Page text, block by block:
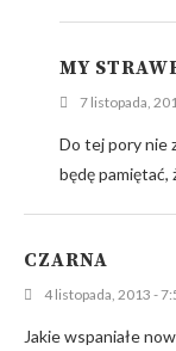
MY
7 listopada,
Do tej pory nie
będę
CZARNA
4 listopada, 2013 -
Jakie wspaniałe